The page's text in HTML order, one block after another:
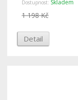
Dostupnost: Skladem
1 198 Kč
Detail